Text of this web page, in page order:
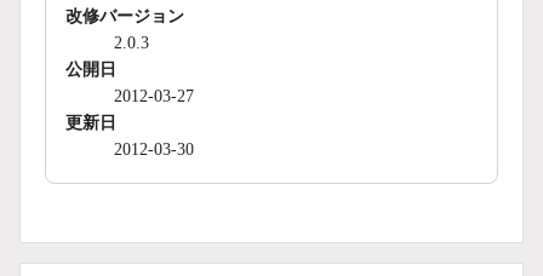
改修バージョン
2.0.3
公開日
2012-03-27
更新日
2012-03-30